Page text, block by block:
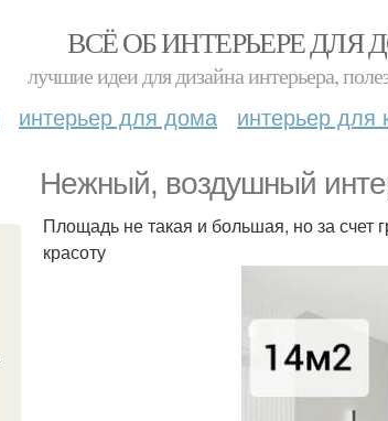
ВСЁ ОБ ИНТЕРЬЕРЕ ДЛЯ
лучшие идеи для дизайна интерьера,
интерьер для дома интерьер для
Нежный, воздушный
Площадь не такая и большая, но за счет
красоту